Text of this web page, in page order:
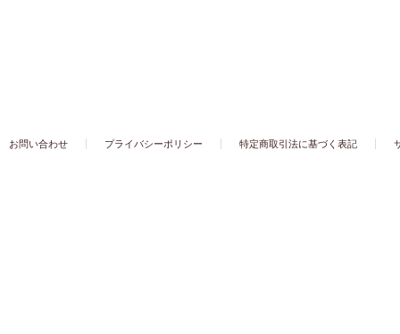
お問い合わせ プライバシーポリシー 特定商取引法に基づく表記